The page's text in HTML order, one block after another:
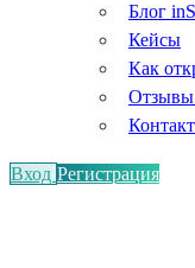
Блог
Кейсы
Как
Отзывы
Вход Регистрация